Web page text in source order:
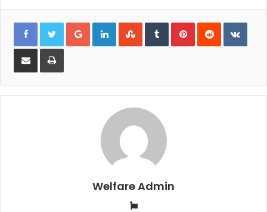
Google+LinkedInStumbleUpon
TumblrPinterestReddit
Share
Email
Print
Welfare Admin
Website